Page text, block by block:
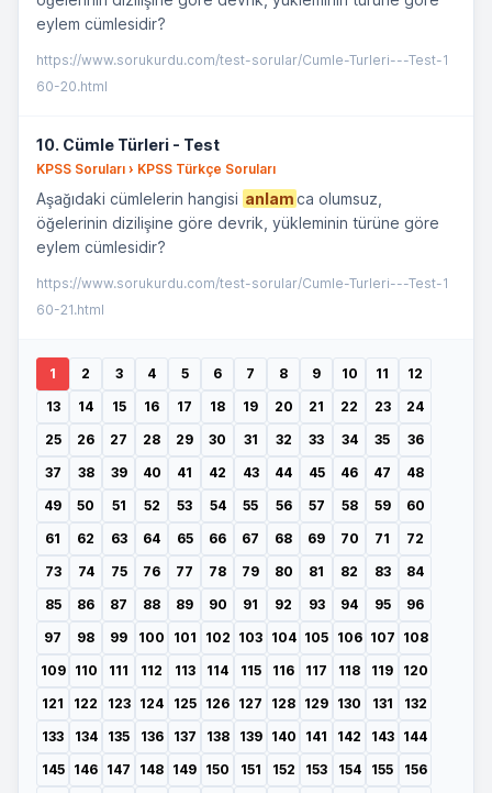
eylem cümlesidir?
https://www.sorukurdu.com/test-sorular/Cumle-Turleri---Test-1
60-20.html
10. Cümle Türleri - Test
KPSS Soruları › KPSS Türkçe Soruları
Aşağıdaki cümlelerin hangisi anlamca olumsuz,
öğelerinin dizilişine göre devrik, yükleminin türüne göre
eylem cümlesidir?
https://www.sorukurdu.com/test-sorular/Cumle-Turleri---Test-1
60-21.html
1 2 3 4 5 6 7 8 9 10 11
12
13
14 15 16 17 18 19 20 21 22 23
24
25
26 27 28 29 30 31 32 33 34 35
36
37
38 39 40 41 42 43 44 45 46 47
48
49
50 51 52 53 54 55 56 57 58 59
60
61
62 63 64 65 66 67 68 69 70 71
72
73
74 75 76 77 78 79 80 81 82 83
84
85
86 87 88 89 90 91 92 93 94 95
96
97
98 99 100 101 102 103 104 105 106 107 108
109
110 111 112 113 114 115 116 117 118 119
120
121
122 123 124 125 126 127 128 129 130 131
132
133
134 135 136 137 138 139 140 141 142 143
144
145
146 147 148 149 150 151 152 153 154 155
156